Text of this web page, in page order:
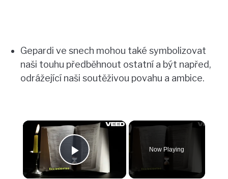
Gepardi ve snech mohou také symbolizovat
naši touhu předběhnout ostatní a být napřed,
odrážející naši soutěživou povahu a ambice.
×
Play Video
Now Playing